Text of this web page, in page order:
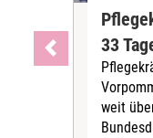
33
weit